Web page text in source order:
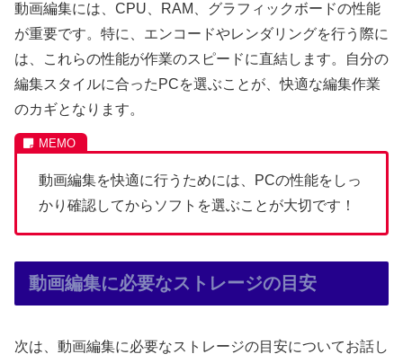
動画編集には、CPU、RAM、グラフィックボードの性能
が重要です。特に、エンコードやレンダリングを行う際に
は、これらの性能が作業のスピードに直結します。自分の
編集スタイルに合ったPCを選ぶことが、快適な編集作業
のカギとなります。
動画編集を快適に行うためには、PCの性能をしっ
かり確認してからソフトを選ぶことが大切です！
動画編集に必要なストレージの目安
次は、動画編集に必要なストレージの目安についてお話し